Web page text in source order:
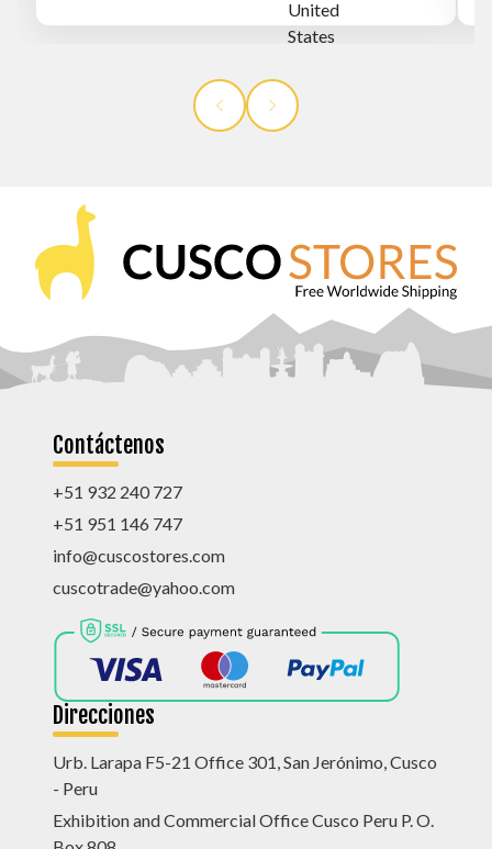
Contáctenos
+51 932 240 727
+51 951 146 747
info@cuscostores.com
cuscotrade@yahoo.com
Direcciones
Urb. Larapa F5-21 Office 301, San Jerónimo, Cusco
- Peru
Exhibition and Commercial Office Cusco Peru P. O.